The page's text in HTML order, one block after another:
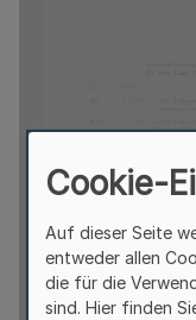
Cookie-
Auf dieser Seite
entweder allen
die für die
sind. Hier finden